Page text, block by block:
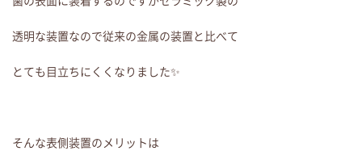
透明な装置なので従来の金属の装置と比べて
とても目立ちにくくなりました✨
そんな表側装置のメリットは